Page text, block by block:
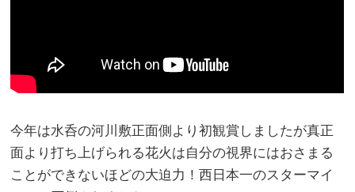
今年は水呑の河川敷正面側より初観賞しましたが真正
面より打ち上げられる花火は自分の視界にはおさまる
ことができないほどの大迫力！西日本一のスターマイ